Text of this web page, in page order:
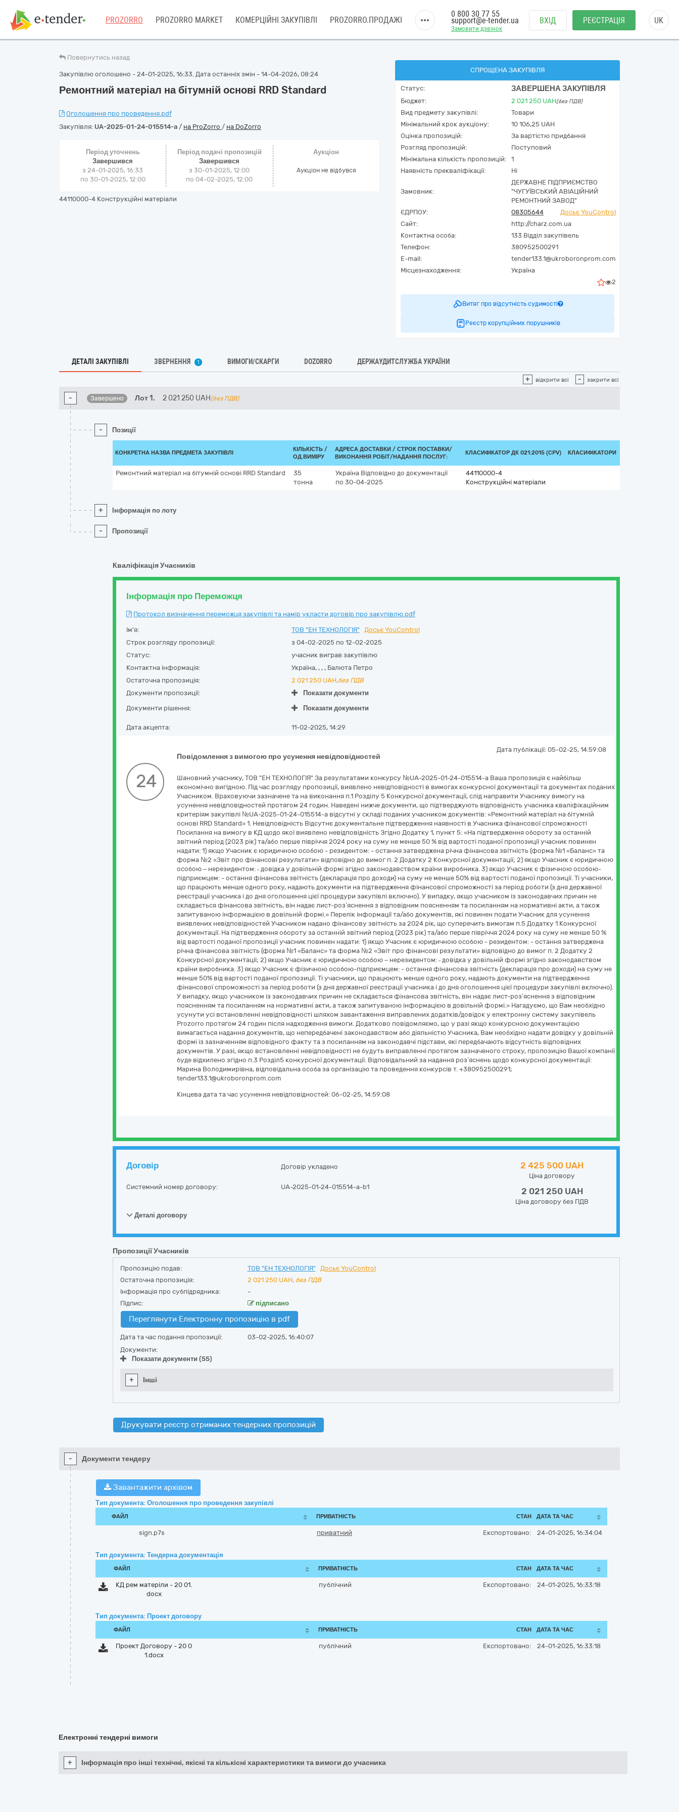
PROZORRO PROZORRO MARKET КОМЕРЦІЙНІ ЗАКУПІВЛІ PROZORRO.ПРОДАЖІ
Замовити дзвінок
0 800 30 77 55
support@e-tender.ua ВХІД РЕЄСТРАЦІЯ UK
Повернутись назад
Закупівлю оголошено - 24-01-2025, 16:33. Дата останніх змін - 14-04-2026, 08:24
Ремонтний матеріал на бітумній основі RRD Standard
Оголошення про проведення.pdf
Закупівля: UA-2025-01-24-015514-a / на ProZorro / на DoZorro
Період уточнень
Завершився
з 24-01-2025, 16:33
по 30-01-2025, 12:00
Період подачі пропозицій
Завершився
з 30-01-2025, 12:00
по 04-02-2025, 12:00
Аукціон
Аукціон не відбувся
44110000-4 Конструкційні матеріали
СПРОЩЕНА ЗАКУПІВЛЯ
Статус: ЗАВЕРШЕНА ЗАКУПІВЛЯ
Бюджет: 2 021 250 UAH(без ПДВ)
Вид предмету закупівлі:
Товари
Мінімальний крок аукціону:
10 106,25 UAH
Оцінка пропозицій:
За вартістю придбання
Розгляд пропозицій:
Поступовий
Мінімальна кількість пропозицій:
1
Наявність прекваліфікації:
Ні
Замовник:
ДЕРЖАВНЕ ПІДПРИЄМСТВО
"ЧУГУЇВСЬКИЙ АВІАЦІЙНИЙ
РЕМОНТНИЙ ЗАВОД"
ЄДРПОУ:
08305644
Досьє YouControl
Сайт:
http://charz.com.ua
Контактна особа:
133 Відділ закупівель
Телефон:
380952500291
E-mail:
tender133.1@ukroboronprom.com
Місцезнаходження:
Україна
2
Витяг про відсутність судимості
Реєстр корупційних порушників
ДЕТАЛІ ЗАКУПІВЛІ ЗВЕРНЕННЯ 1 ВИМОГИ/СКАРГИ DOZORRO ДЕРЖАУДИТСЛУЖБА УКРАЇНИ
+ відкрити всі - закрити всі
- Завершено Лот 1. 2 021 250 UAH (без ПДВ)
- Позиції
КОНКРЕТНА НАЗВА ПРЕДМЕТА ЗАКУПІВЛІ
КІЛЬКІСТЬ /
ОД.ВИМІРУ
АДРЕСА ДОСТАВКИ / СТРОК ПОСТАВКИ/
ВИКОНАННЯ РОБІТ/НАДАННЯ ПОСЛУГ:
КЛАСИФІКАТОР ДК 021:2015 (CPV) КЛАСИФІКАТОРИ
Ремонтний матеріал на бітумній основі RRD Standard
35
тонна
Україна Відповідно до документації
по 30-04-2025
44110000-4
Конструкційні матеріали
+ Інформація по лоту
- Пропозиції
Кваліфікація Учасників
Інформація про Переможця
Протокол визначення переможця закупівлі та намір укласти договір про закупівлю.pdf
Ім'я: ТОВ "ЕН ТЕХНОЛОГІЯ"
Досьє YouControl
Строк розгляду пропозиції:
з 04-02-2025 по 12-02-2025
Статус:
учасник виграв закупівлю
Контактна інформація:
Україна, , , , Балюта Петро
Остаточна пропозиція:
2 021 250 UAH,без ПДВ
Документи пропозиції:
Показати документи
Документи рішення:
Показати документи
Дата акцепта: 11-02-2025, 14:29
Повідомлення з вимогою про усунення невідповідностей
Дата публікації: 05-02-25, 14:59:08
24
Шановний учаснику, ТОВ "ЕН ТЕХНОЛОГІЯ" За результатами конкурсу №UA-2025-01-24-015514-a Ваша пропозиція є найбільш
економічно вигідною. Під час розгляду пропозиції, виявлено невідповідності в вимогах конкурсної документації та документах поданих
Учасником. Враховуючи зазначене та на виконання п.1 Розділу 5 Конкурсної документації, слід направити Учаснику вимогу на
усунення невідповідностей протягом 24 годин. Наведені нижче документи, що підтверджують відповідність учасника кваліфікаційним
критеріям закупівлі №UA-2025-01-24-015514-a відсутні у складі поданих учасником документів: «Ремонтний матеріал на бітумній
основі RRD Standard» 1. Невідповідність Відсутнє документальне підтвердження наявності в Учасника фінансової спроможності
Посилання на вимогу в КД щодо якої виявлено невідповідність Згідно Додатку 1, пункт 5: «На підтвердження обороту за останній
звітний період (2023 рік) та/або перше півріччя 2024 року на суму не менше 50 % від вартості поданої пропозиції учасник повинен
надати: 1) якщо Учасник є юридичною особою - резидентом: - остання затверджена річна фінансова звітність (форма №1 «Баланс» та
форма №2 «Звіт про фінансові результати» відповідно до вимог п. 2 Додатку 2 Конкурсної документації; 2) якщо Учасник є юридичною
особою – нерезидентом: ˗ довідка у довільній формі згідно законодавством країни виробника. 3) якщо Учасник є фізичною особою-
підприємцем: - остання фінансова звітність (декларація про доходи) на суму не менше 50% від вартості поданої пропозиції. Ті учасники,
що працюють менше одного року, надають документи на підтвердження фінансової спроможності за період роботи (з дня державної
реєстрації учасника і до дня оголошення цієї процедури закупівлі включно). У випадку, якщо учасником із законодавчих причин не
складається фінансова звітність, він надає лист-роз’яснення з відповідним поясненням та посиланням на нормативні акти, а також
запитуваною інформацією в довільній формі.» Перелік інформації та/або документів, які повинен подати Учасник для усунення
виявлених невідповідностей Учасником надано фінансову звітність за 2024 рік, що суперечить вимогам п.5 Додатку 1 Конкурсної
документації. На підтвердження обороту за останній звітний період (2023 рік) та/або перше півріччя 2024 року на суму не менше 50 %
від вартості поданої пропозиції учасник повинен надати: 1) якщо Учасник є юридичною особою - резидентом: - остання затверджена
річна фінансова звітність (форма №1 «Баланс» та форма №2 «Звіт про фінансові результати» відповідно до вимог п. 2 Додатку 2
Конкурсної документації; 2) якщо Учасник є юридичною особою – нерезидентом: ˗ довідка у довільній формі згідно законодавством
країни виробника. 3) якщо Учасник є фізичною особою-підприємцем: - остання фінансова звітність (декларація про доходи) на суму не
менше 50% від вартості поданої пропозиції. Ті учасники, що працюють менше одного року, надають документи на підтвердження
фінансової спроможності за період роботи (з дня державної реєстрації учасника і до дня оголошення цієї процедури закупівлі включно).
У випадку, якщо учасником із законодавчих причин не складається фінансова звітність, він надає лист-роз’яснення з відповідним
поясненням та посиланням на нормативні акти, а також запитуваною інформацією в довільній формі.» Нагадуємо, що Вам необхідно
усунути усі встановленні невідповідності шляхом завантаження виправлених додатків/довідок у електронну систему закупівель
Prozorro протягом 24 годин після надходження вимоги. Додатково повідомляємо, що у разі якщо конкурсною документацією
вимагається надання документів, що непередбачені законодавством або діяльністю Учасника, Вам необхідно надати довідку у довільній
формі із зазначенням відповідного факту та з посиланням на законодавчі підстави, які передбачають відсутність відповідних
документів. У разі, якщо встановленні невідповідності не будуть виправленні протягом зазначеного строку, пропозицію Вашої компанії
буде відхилено згідно п.3 Розділ5 конкурсної документації. Відповідальний за надання роз’яснень щодо конкурсної документації:
Марина Володимирівна, відповідальна особа за організацію та проведення конкурсів т. +380952500291;
tender133.1@ukroboronprom.com
Кінцева дата та час усунення невідповідностей: 06-02-25, 14:59:08
Договір Договір укладено
Системний номер договору: UA-2025-01-24-015514-a-b1
2 425 500 UAH
Ціна договору
2 021 250 UAH
Ціна договору без ПДВ
Деталі договору
Пропозиції Учасників
Пропозицію подав: ТОВ "ЕН ТЕХНОЛОГІЯ"
Досьє YouControl
Остаточна пропозиція:
2 021 250 UAH, без ПДВ
Інформація про субпідрядника:
-
Підпис:
підписано
Переглянути Електронну пропозицію в pdf
Дата та час подання пропозиції:
03-02-2025, 16:40:07
Документи:
Показати документи (55)
+ Інші
Друкувати реєстр отриманих тендерних пропозицій
- Документи тендеру
Завантажити архівом
Тип документа: Оголошення про проведення закупівлі
ФАЙЛ ПРИВАТНІСТЬ СТАН ДАТА ТА ЧАС
sign.p7s приватний Експортовано: 24-01-2025, 16:34:04
Тип документа: Тендерна документація
ФАЙЛ ПРИВАТНІСТЬ СТАН ДАТА ТА ЧАС
КД рем матеріли - 20 01.
docx
публічний Експортовано: 24-01-2025, 16:33:18
Тип документа: Проект договору
ФАЙЛ ПРИВАТНІСТЬ СТАН ДАТА ТА ЧАС
Проект Договору - 20 0
1.docx
публічний Експортовано: 24-01-2025, 16:33:18
Електронні тендерні вимоги
+ Інформація про інші технічні, якісні та кількісні характеристики та вимоги до учасника